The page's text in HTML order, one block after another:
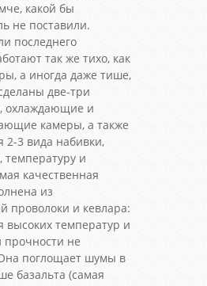
какой бы
не поставили.
последнего
так же тихо, как
а иногда даже тише,
две-три
охлаждающие и
камеры, а также
2-3 вида набивки,
и
качественная
из
проволоки и кевлара:
высоких температур и
прочности не
поглощает шумы в
базальта (самая